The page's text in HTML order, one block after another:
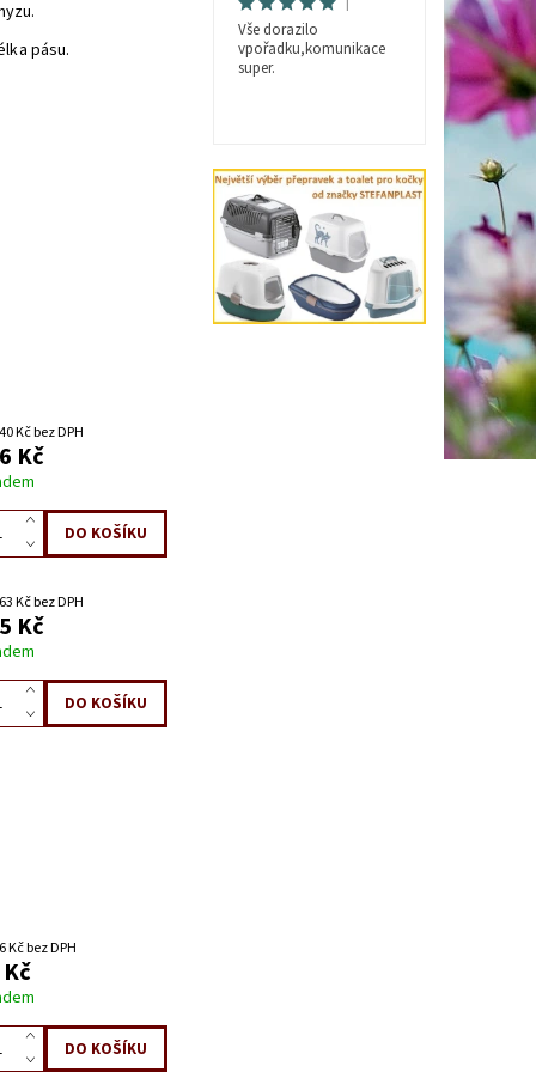
pásu.
Kč bez DPH
Kč
Kč bez DPH
Kč
Kč bez DPH
Vše dorazilo
vpořadku,komunikace
super.